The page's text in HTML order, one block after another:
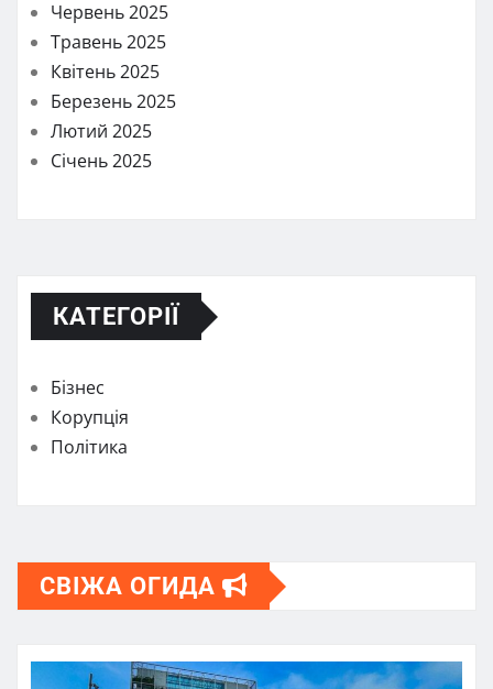
Червень 2025
Травень 2025
Квітень 2025
Березень 2025
Лютий 2025
Січень 2025
КАТЕГОРІЇ
Бізнес
Корупція
Політика
СВІЖА ОГИДА